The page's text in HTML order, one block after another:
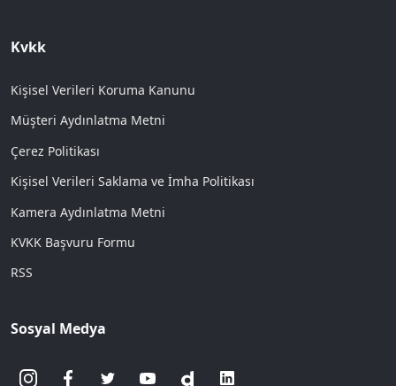
Kvkk
Kişisel Verileri Koruma Kanunu
Müşteri Aydınlatma Metni
Çerez Politikası
Kişisel Verileri Saklama ve İmha Politikası
Kamera Aydınlatma Metni
KVKK Başvuru Formu
RSS
Sosyal Medya